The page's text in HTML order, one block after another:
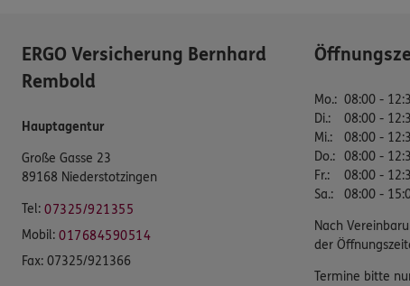
ERGO Versicherung Bernhard
Rembold
Hauptagentur
Große Gasse 23
89168 Niederstotzingen
Tel: 07325/921355
Mobil: 017684590514
Fax: 07325/921366
Mo.: 08:00 -
Di.:
08:00 -
Mi.:
08:00 -
Do.: 08:00 -
Fr.:
08:00 -
Sa.: 08:00 -
Nach
der
Termine bitte